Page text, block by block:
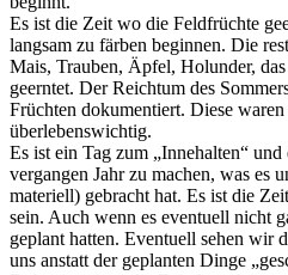
Es ist die Zeit wo die Feldfrüchte
langsam zu färben beginnen. Die
Mais, Trauben, Äpfel, Holunder,
geerntet. Der Reichtum des
Früchten dokumentiert. Diese
überlebenswichtig.
Es ist ein Tag zum „Innehalten“
vergangen Jahr zu machen, was es
materiell) gebracht hat. Es ist die
sein. Auch wenn es eventuell nicht
geplant hatten. Eventuell sehen wir
uns anstatt der geplanten Dinge